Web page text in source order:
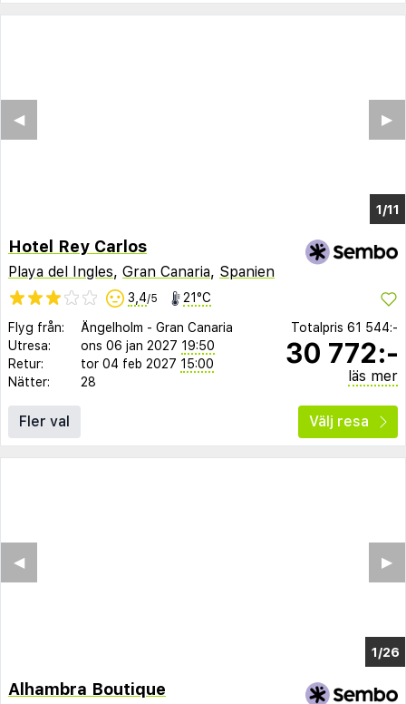
1/6
▶︎
◀︎
Hotel Rey Carlos
Playa del Ingles, Gran Canaria, Spanien
3,4/5 21°C
Flyg från: Ängelholm - Gran Canaria
Utresa:
ons 06 jan 2027 19:50
Retur:
tor 04 feb 2027 15:00
Nätter:
28
Totalpris 61 544:-
30 772:-
läs mer
Fler val Välj resa
1/22
▶︎
◀︎
Alhambra Boutique